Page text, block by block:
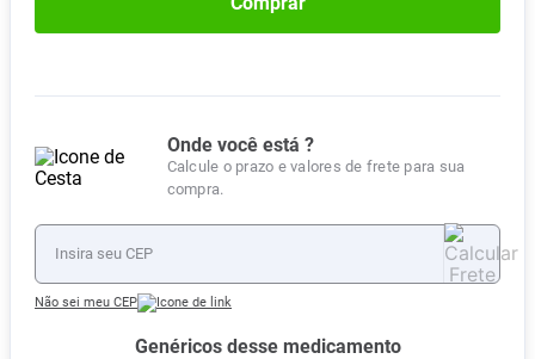
Onde você está ?
Calcule o prazo e valores de frete para sua
compra.
Não sei meu CEP
Genéricos desse medicamento